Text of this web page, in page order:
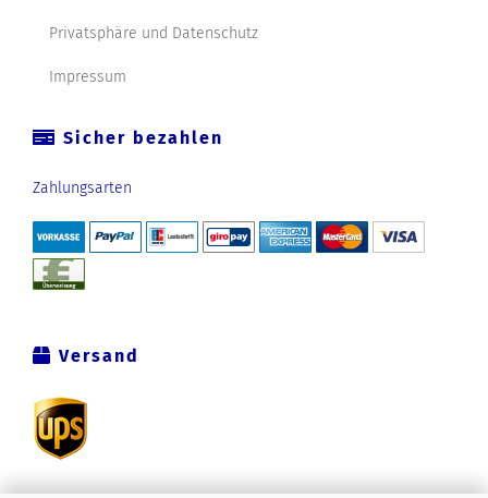
Privatsphäre und Datenschutz
Impressum
Sicher bezahlen
Zahlungsarten
Versand